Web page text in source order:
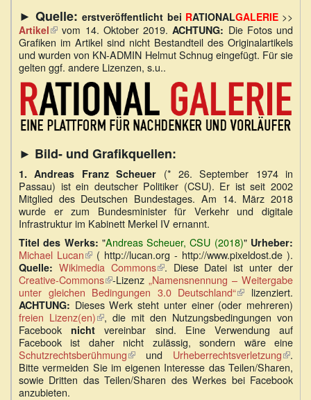
►Quelle:erstveröffentlicht bei RATIONALGALERIE >>
Artikel(Link
ist
extern)
vom 14. Oktober 2019.ACHTUNG: Die Fotos und
Grafiken im Artikel sind nicht Bestandteil des Originalartikels
und wurden von KN-ADMIN Helmut Schnug eingefügt. Für sie
gelten ggf. andere Lizenzen, s.u..
► Bild- und Grafikquellen:
1. Andreas Franz Scheuer (* 26. September 1974 in
Passau) ist ein deutscher Politiker (CSU). Er ist seit 2002
Mitglied des Deutschen Bundestages. Am 14. März 2018
wurde er zum Bundesminister für Verkehr und digitale
Infrastruktur im Kabinett Merkel IV ernannt.
Titel des Werks: "Andreas Scheuer, CSU (2018)" Urheber:
Michael Lucan(Link
ist
extern)
( http://lucan.org - http://www.pixeldost.de ).
Quelle: Wikimedia Commons(Link
ist
extern)
. Diese Datei ist unter der
Creative-Commons(Link
ist
extern)
-Lizenz „Namensnennung – Weitergabe
unter gleichen Bedingungen 3.0 Deutschland“(Link
ist
extern)
lizenziert.
ACHTUNG: Dieses Werk steht unter einer (oder mehreren)
freien Lizenz(en)(Link
ist
extern)
, die mit den Nutzungsbedingungen von
Facebook nicht vereinbar sind. Eine Verwendung auf
Facebook ist daher nicht zulässig, sondern wäre eine
Schutzrechtsberühmung(Link
ist
extern)
und Urheberrechtsverletzung(Link
ist
.
Bitte vermeiden Sie im eigenen Interesse das Teilen/Sharen,
sowie Dritten das Teilen/Sharen des Werkes bei Facebook
anzubieten.